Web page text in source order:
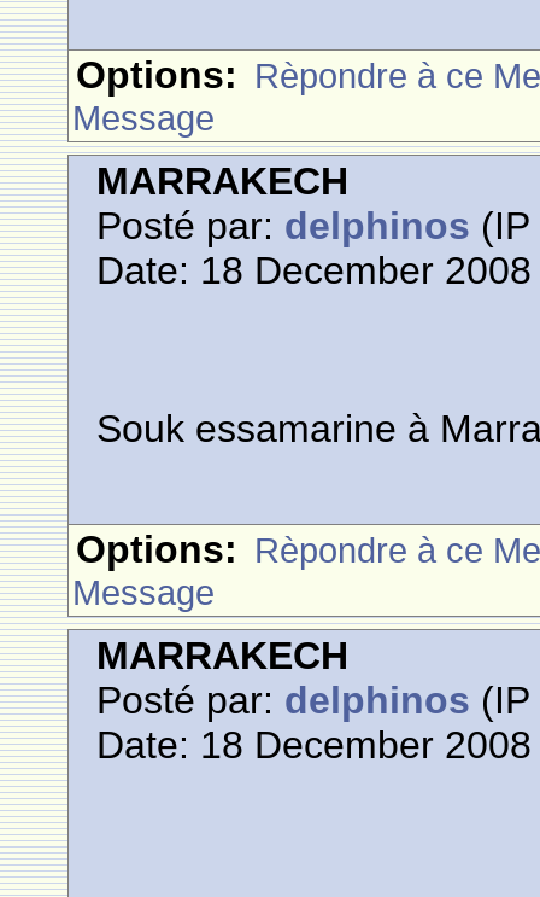
Options: Rèpondre à ce
Message
MARRAKECH
Posté par: delphinos
Date: 18 December
Souk essamarine à
Options: Rèpondre à ce
Message
MARRAKECH
Posté par: delphinos
Date: 18 December